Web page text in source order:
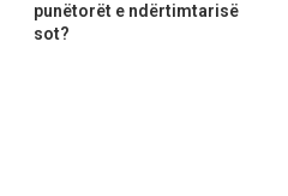
punëtorët e ndërtimtarisë
sot?